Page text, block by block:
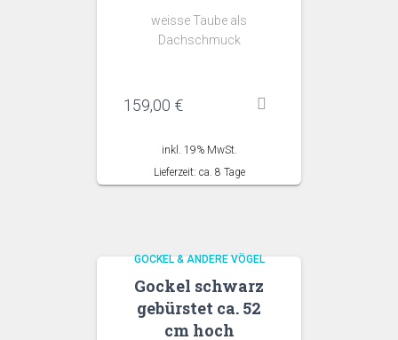
weisse Taube als
Dachschmuck
159,00 €
inkl. 19% MwSt.
Lieferzeit: ca. 8 Tage
GOCKEL & ANDERE VÖGEL
Gockel schwarz
gebürstet ca. 52
cm hoch